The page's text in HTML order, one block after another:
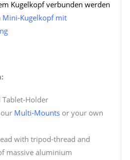
Kugelkopf verbunden werden
Mini-Kugelkopf mit
Holder
Multi-Mountsor your own
with tripod-thread and
massive aluminium